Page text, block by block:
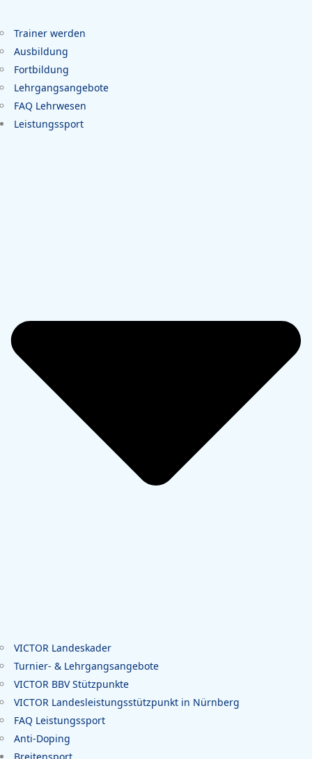
Trainer werden
Ausbildung
Fortbildung
Lehrgangsangebote
FAQ Lehrwesen
Leistungssport
VICTOR Landeskader
Turnier- & Lehrgangsangebote
VICTOR BBV Stützpunkte
VICTOR Landesleistungsstützpunkt in Nürnberg
FAQ Leistungssport
Anti-Doping